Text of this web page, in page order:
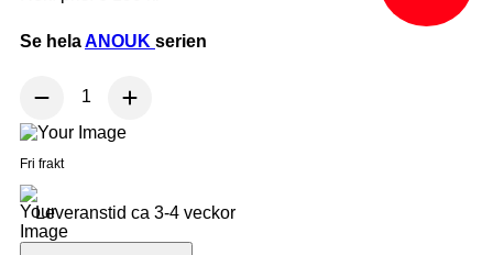
Se helaANOUK serien
Fri frakt
Leveranstid ca 3-4 veckor